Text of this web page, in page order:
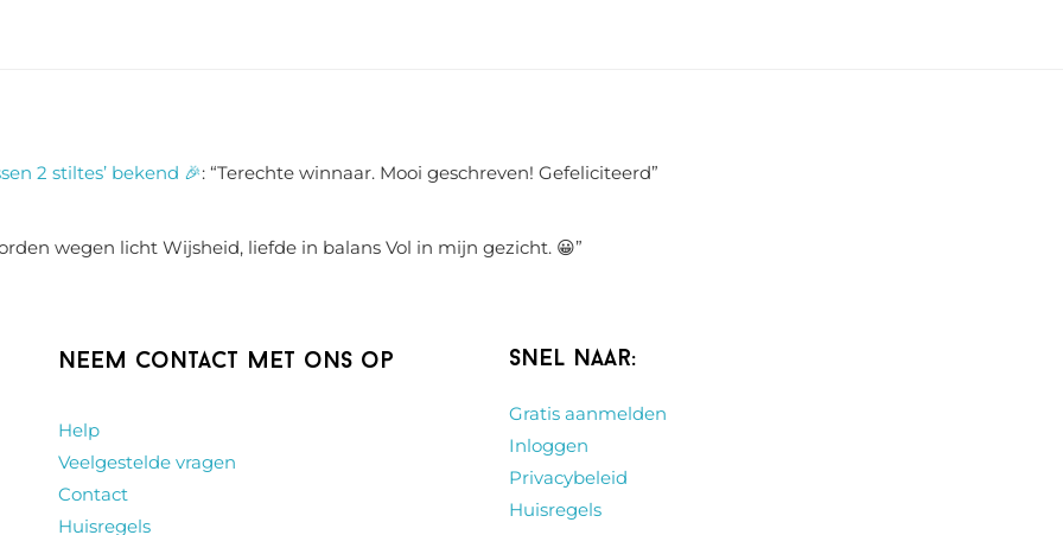
2 stiltes’ bekend 🎉: “Terechte winnaar. Mooi geschreven! Gefeliciteerd”
wegen licht Wijsheid, liefde in balans Vol in mijn gezicht. 😀”
Neem contact met ons op
Help
Veelgestelde vragen
Contact
Huisregels
Snel naar:
Gratis aanmelden
Inloggen
Privacybeleid
Huisregels